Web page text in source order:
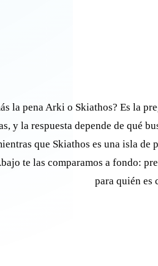
la pena Arki o Skiathos? Es la
y la respuesta depende de qué
que Skiathos es una isla
te las comparamos a fondo:
para quién es